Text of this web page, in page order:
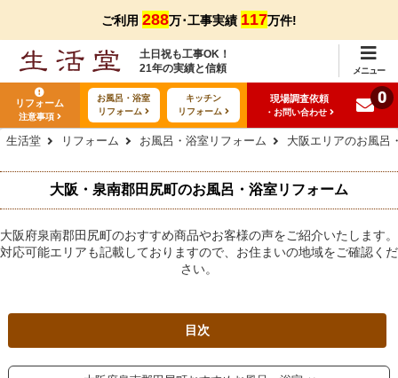
ご利用 288万･工事実績 117万件!
土日祝も工事OK！
21年の実績と信頼
メニュー
リフォーム
注意事項
お風呂・浴室
リフォーム
キッチン
リフォーム
現場調査依頼
・お問い合わせ
0
生活堂 リフォーム お風呂・浴室リフォーム 大阪エリアのお風呂
大阪・泉南郡田尻町のお風呂・浴室リフォーム
大阪府泉南郡田尻町のおすすめ商品やお客様の声をご紹介いたします。
対応可能エリアも記載しておりますので、お住まいの地域をご確認くだ
さい。
目次